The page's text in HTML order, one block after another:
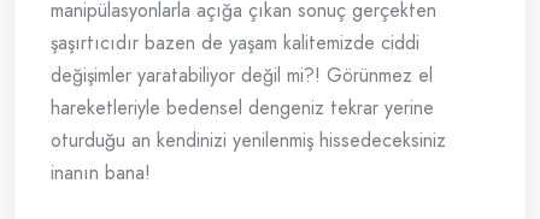
manipülasyonlarla açığa çıkan sonuç gerçekten
şaşırtıcıdır bazen de yaşam kalitemizde ciddi
değişimler yaratabiliyor değil mi?! Görünmez el
hareketleriyle bedensel dengeniz tekrar yerine
oturduğu an kendinizi yenilenmiş hissedeceksiniz
inanın bana!